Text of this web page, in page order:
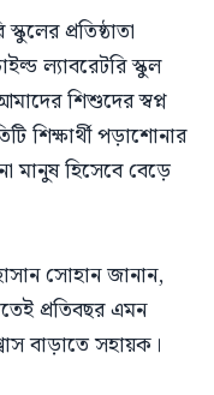
প্রতিষ্ঠাতা
ল্যাবরেটরি স্কুল
শিশুদের স্বপ্ন
শিক্ষার্থী পড়াশোনার
মানুষ হিসেবে বেড়ে
সোহান জানান,
প্রতিবছর এমন
বাড়াতে সহায়ক।